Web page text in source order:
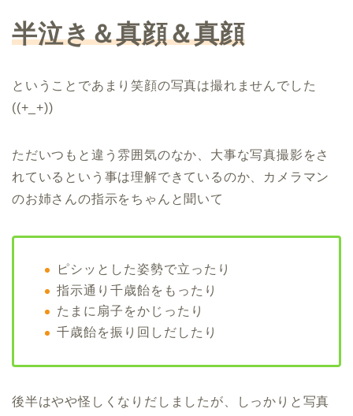
半泣き＆真顔＆真顔
ということであまり笑顔の写真は撮れませんでした
((+_+))
ただいつもと違う雰囲気のなか、大事な写真撮影をさ
れているという事は理解できているのか、カメラマン
のお姉さんの指示をちゃんと聞いて
ピシッとした姿勢で立ったり
指示通り千歳飴をもったり
たまに扇子をかじったり
千歳飴を振り回しだしたり
後半はやや怪しくなりだしましたが、しっかりと写真